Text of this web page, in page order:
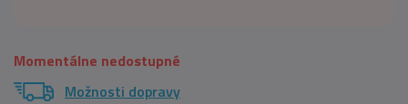
Momentálne nedostupné
Možnosti dopravy